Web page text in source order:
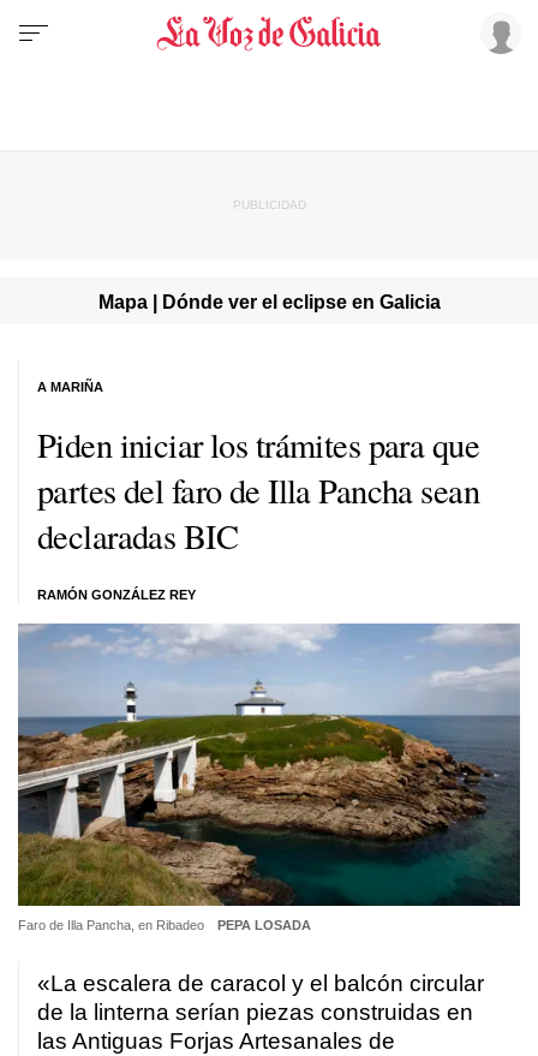
Mapa | Dónde ver el eclipse en Galicia
Piden iniciar los trámites para que
partes del faro de Illa Pancha sean
declaradas BIC
RAMÓN GONZÁLEZ REY
A MARIÑA
Faro de Illa Pancha, en Ribadeo PEPA LOSADA
«La escalera de caracol y el balcón circular
de la linterna serían piezas construidas en
las Antiguas Forjas Artesanales de